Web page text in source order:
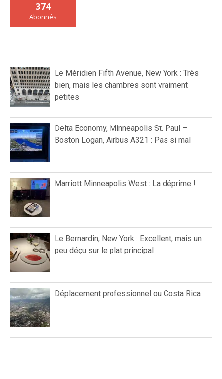
374
Abonnés
Le Méridien Fifth Avenue, New York : Très
bien, mais les chambres sont vraiment
petites
Delta Economy, Minneapolis St. Paul –
Boston Logan, Airbus A321 : Pas si mal
Marriott Minneapolis West : La déprime !
Le Bernardin, New York : Excellent, mais un
peu déçu sur le plat principal
Déplacement professionnel ou Costa Rica